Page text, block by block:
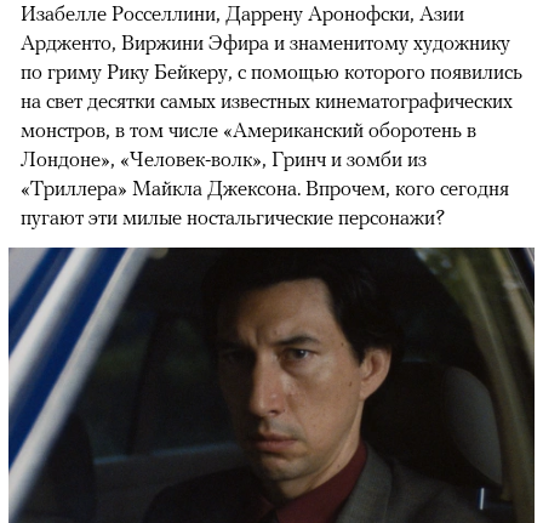
Изабелле Росселлини, Даррену Аронофски, Азии
Ардженто, Виржини Эфира и знаменитому художнику
по гриму Рику Бейкеру, с помощью которого появились
на свет десятки самых известных кинематографических
монстров, в том числе «Американский оборотень в
Лондоне», «Человек-волк», Гринч и зомби из
«Триллера» Майкла Джексона. Впрочем, кого сегодня
пугают эти милые ностальгические персонажи?